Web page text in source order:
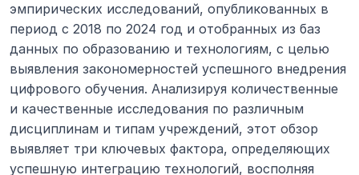
эмпирических исследований, опубликованных в
период с 2018 по 2024 год и отобранных из баз
данных по образованию и технологиям, с целью
выявления закономерностей успешного внедрения
цифрового обучения. Анализируя количественные
и качественные исследования по различным
дисциплинам и типам учреждений, этот обзор
выявляет три ключевых фактора, определяющих
успешную интеграцию технологий, восполняя